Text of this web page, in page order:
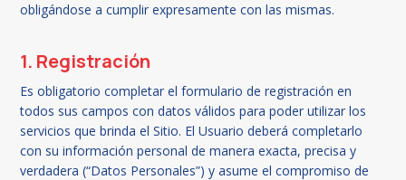
obligándose a cumplir expresamente con las mismas.
1. Registración
Es obligatorio completar el formulario de registración en
todos sus campos con datos válidos para poder utilizar los
servicios que brinda el Sitio. El Usuario deberá completarlo
con su información personal de manera exacta, precisa y
verdadera (“Datos Personales”) y asume el compromiso de